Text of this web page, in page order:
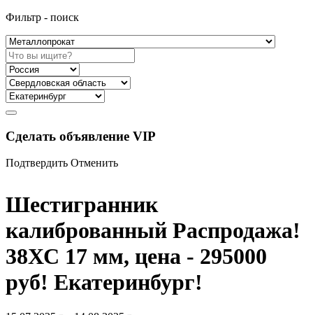
Фильтр - поиск
Сделать объявление VIP
Подтвердить Отменить
Шестигранник
калиброванный Распродажа!
38ХС 17 мм, цена - 295000
руб! Екатеринбург!